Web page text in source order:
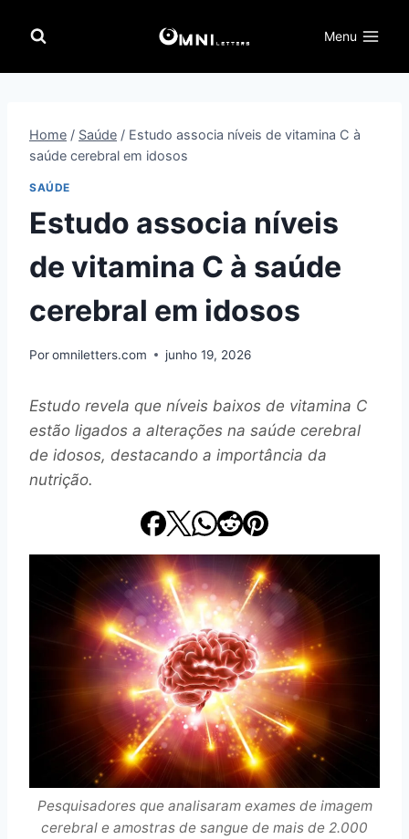
para
Menu
Home / Saúde / Estudo associa níveis de vitamina C à
saúde cerebral em idosos
SAÚDE
Estudo associa níveis
de vitamina C à saúde
cerebral em idosos
Poromniletters.com junho 19, 2026
Estudo revela que níveis baixos de vitamina C
estão ligados a alterações na saúde cerebral
de idosos, destacando a importância da
nutrição.
Pesquisadores que analisaram exames de imagem
cerebral e amostras de sangue de mais de 2.000